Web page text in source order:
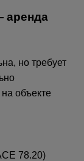
аренда
но требует
объекте
78.20)